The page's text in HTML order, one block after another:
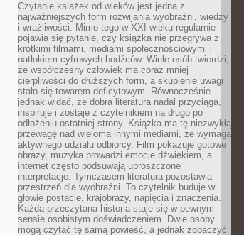
Czytanie książek od wieków jest jedną z
najważniejszych form rozwijania wyobraźni, wiedzy
i wrażliwości. Mimo tego w XXI wieku regularnie
pojawia się pytanie, czy książka nie przegrywa z
krótkimi filmami, mediami społecznościowymi i
natłokiem cyfrowych bodźców. Wiele osób twierdzi,
że współczesny człowiek ma coraz mniej
cierpliwości do dłuższych form, a skupienie uwagi
stało się towarem deficytowym. Równocześnie
jednak widać, że dobra literatura nadal przyciąga,
inspiruje i zostaje z czytelnikiem na długo po
odłożeniu ostatniej strony. Książka ma tę niezwykłą
przewagę nad wieloma innymi mediami, że wymaga
aktywnego udziału odbiorcy. Film pokazuje gotowe
obrazy, muzyka prowadzi emocje dźwiękiem, a
internet często podsuwają uproszczone
interpretacje. Tymczasem literatura pozostawia
przestrzeń dla wyobraźni. To czytelnik buduje w
głowie postacie, krajobrazy, napięcia i znaczenia.
Każda przeczytana historia staje się w pewnym
sensie osobistym doświadczeniem. Dwie osoby
mogą czytać tę samą powieść, a jednak zobaczyć